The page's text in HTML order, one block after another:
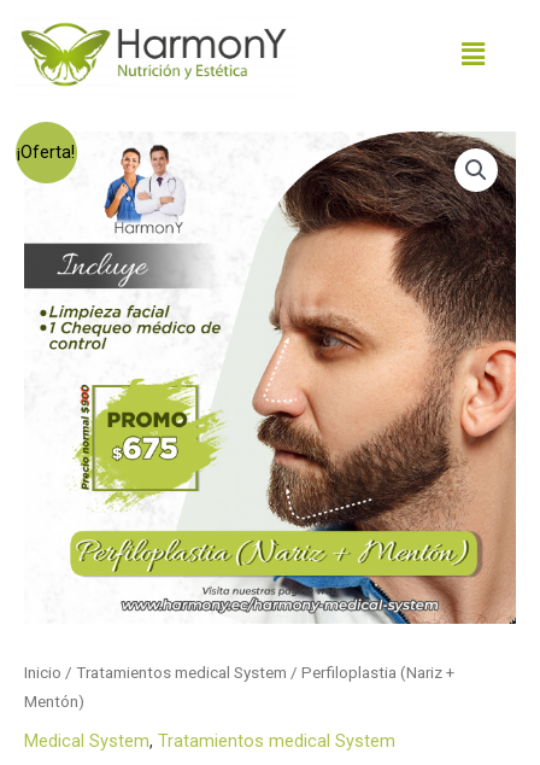
¡Oferta!
Inicio / Tratamientos medical System / Perfiloplastia (Nariz +
Mentón)
Medical System, Tratamientos medical System